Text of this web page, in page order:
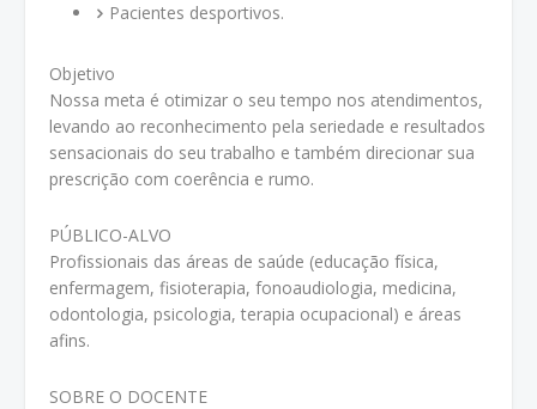
Pacientes desportivos.
Objetivo
Nossa meta é otimizar o seu tempo nos atendimentos,
levando ao reconhecimento pela seriedade e resultados
sensacionais do seu trabalho e também direcionar sua
prescrição com coerência e rumo.
PÚBLICO-ALVO
Profissionais das áreas de saúde (educação física,
enfermagem, fisioterapia, fonoaudiologia, medicina,
odontologia, psicologia, terapia ocupacional) e áreas
afins.
SOBRE O DOCENTE